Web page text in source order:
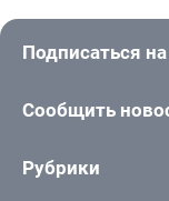
Подписаться
Сообщить
Рубрики